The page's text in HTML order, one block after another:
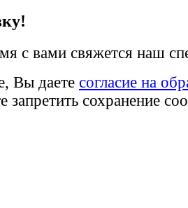
с вами свяжется наш
Вы даете согласие на
сохранение